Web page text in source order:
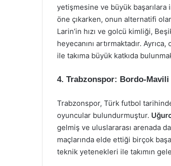
yetişmesine ve büyük başarılara
öne çıkarken, onun alternatifi
Larin’in hızı ve golcü kimliği,
heyecanını artırmaktadır.
ile takıma büyük katkıda
4. Trabzonspor: Bordo-Mavili
Trabzonspor, Türk futbol
oyuncular bulundurmuştur.
gelmiş ve uluslararası arenada
maçlarında elde ettiği birçok
teknik yetenekleri ile takımın